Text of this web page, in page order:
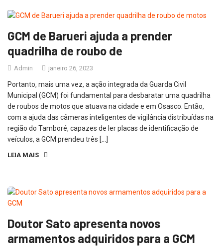
GCM de Barueri ajuda a prender
quadrilha de roubo de
Admin janeiro 26, 2023
Portanto, mais uma vez, a ação integrada da Guarda Civil
Municipal (GCM) foi fundamental para desbaratar uma quadrilha
de roubos de motos que atuava na cidade e em Osasco. Então,
com a ajuda das câmeras inteligentes de vigilância distribuídas na
região do Tamboré, capazes de ler placas de identificação de
veículos, a GCM prendeu três […]
LEIA MAIS
Doutor Sato apresenta novos
armamentos adquiridos para a GCM